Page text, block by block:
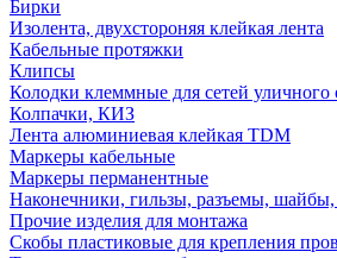
Бирки
Изолента, двухстороняя клейкая лента
Кабельные протяжки
Клипсы
Колодки клеммные для сетей уличного
Колпачки, КИЗ
Лента алюминиевая клейкая TDM
Маркеры кабельные
Маркеры перманентные
Наконечники, гильзы, разъемы,
Прочие изделия для монтажа
Скобы пластиковые для крепления